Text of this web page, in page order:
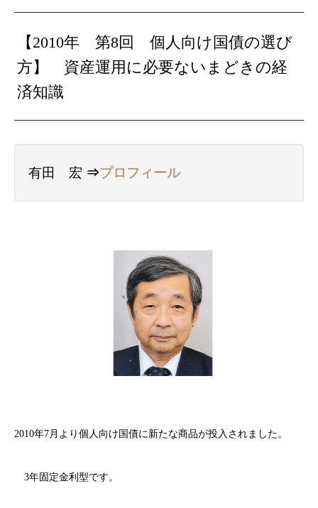
【2010年 第8回 個人向け国債の選び
方】 資産運用に必要ないまどきの経
済知識
有田 宏 ⇒プロフィール
2010年7月より個人向け国債に新たな商品が投入されました。
3年固定金利型です。